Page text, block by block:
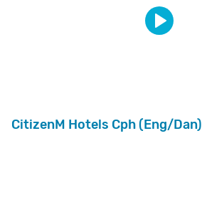
CitizenM Hotels Cph (Eng/Dan)